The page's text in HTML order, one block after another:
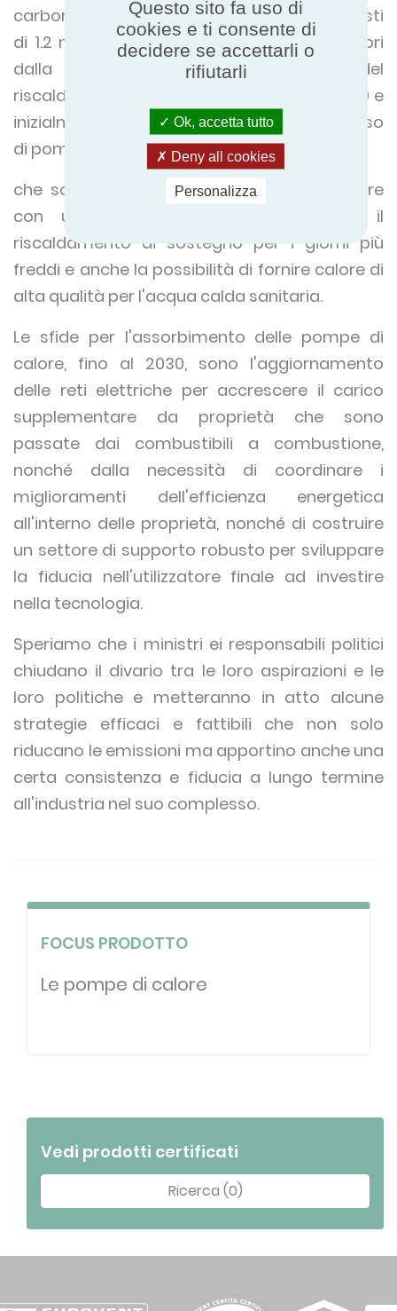
carbonio comprende l'assorbimento dei costi
di 1.2 milioni di pompe di calore in case fuori
dalla rete del gas e un ulteriore 20% del
riscaldamento non residenziale entro il 2030 e
inizialmente l'avvio potrebbe comportare l'uso
di pompe di calore ibride”
che sono tipicamente una pompa di calore
con una piccola caldaia per fornire il
riscaldamento di sostegno per i giorni più
freddi e anche la possibilità di fornire calore di
alta qualità per l'acqua calda sanitaria.
Le sfide per l'assorbimento delle pompe di
calore, fino al 2030, sono l'aggiornamento
delle reti elettriche per accrescere il carico
supplementare da proprietà che sono
passate dai combustibili a combustione,
nonché dalla necessità di coordinare i
miglioramenti dell'efficienza energetica
all'interno delle proprietà, nonché di costruire
un settore di supporto robusto per sviluppare
la fiducia nell'utilizzatore finale ad investire
nella tecnologia.
Speriamo che i ministri ei responsabili politici
chiudano il divario tra le loro aspirazioni e le
loro politiche e metteranno in atto alcune
strategie efficaci e fattibili che non solo
riducano le emissioni ma apportino anche una
certa consistenza e fiducia a lungo termine
all'industria nel suo complesso.
FOCUS PRODOTTO
Le pompe di calore
Vedi prodotti certificati
Ricerca (0)
Questo sito fa uso di
cookies e ti consente di
decidere se accettarli o
rifiutarli
Ok, accetta tutto
Deny all cookies
Personalizza